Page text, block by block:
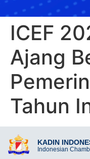
ICEF
Ajang
Tahun
KADIN
Indonesian